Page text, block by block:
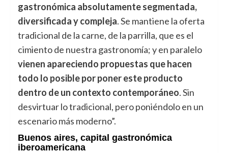
gastronómica absolutamente segmentada,
diversificada y compleja. Se mantiene la oferta
tradicional de la carne, de la parrilla, que es el
cimiento de nuestra gastronomía; y en paralelo
vienen apareciendo propuestas que hacen
todo lo posible por poner este producto
dentro de un contexto contemporáneo. Sin
desvirtuar lo tradicional, pero poniéndolo en un
escenario más moderno”.
Buenos aires, capital gastronómica
iberoamericana